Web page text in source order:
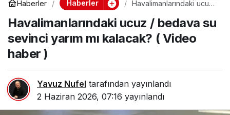
Haberler Haberler
Havalimanlarındaki ucuz
yarım mı kalacak? (
Video haber )
Havalimanlarındaki ucuz / bedava su
sevinci yarım mı kalacak? ( Video
haber )
Yavuz Nufel tarafından yayınlandı
2 Haziran 2026, 07:16 yayınlandı
Polisinin Hamile Kadına
Müdahalesi Uluslararası
Kriz Yarattı